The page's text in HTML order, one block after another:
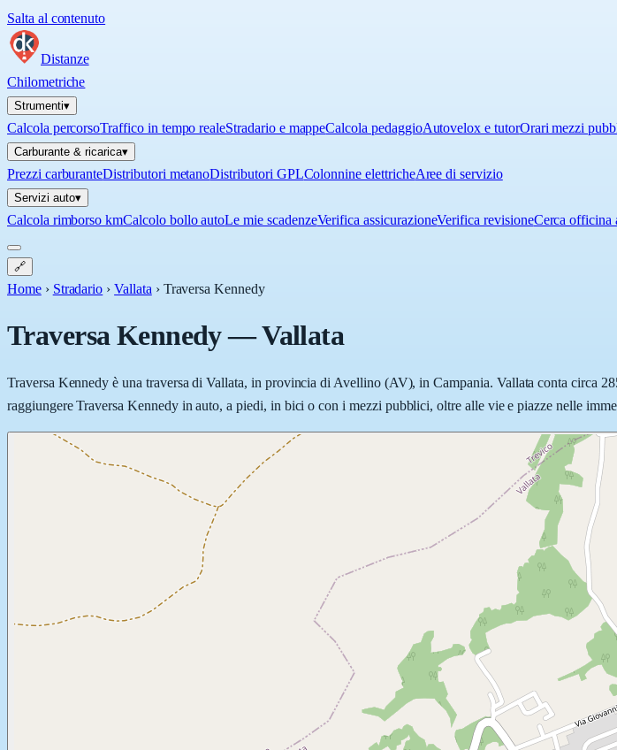
Salta al contenuto
Distanze
Chilometriche
Strumenti▾
Calcola percorsoTraffico in tempo realeStradario e mappeCalcola pedaggioAutovelox e tutorOrari mezzi
Carburante & ricarica▾
Prezzi carburanteDistributori metanoDistributori GPLColonnine elettricheAree di servizio
Servizi auto▾
Calcola rimborso kmCalcolo bollo autoLe mie scadenzeVerifica assicurazioneVerifica revisioneCerca officina
🔗
Home › Stradario › Vallata › Traversa Kennedy
Traversa Kennedy—Vallata
Traversa Kennedy è una traversa di Vallata, in provincia di Avellino (AV), in Campania. Vallata conta circa
raggiungere Traversa Kennedy in auto, a piedi, in bici o con i mezzi pubblici, oltre alle vie e piazze nelle